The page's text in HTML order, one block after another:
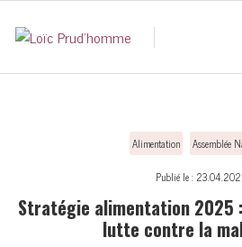
Alimentation Assemblée
Publié le :
Stratégie alimentation 2025
lutte contre la